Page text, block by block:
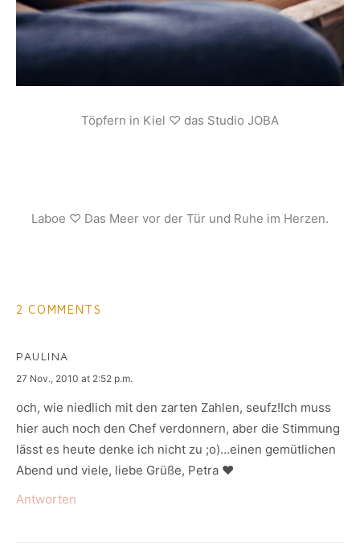
Töpfern in Kiel ♡ das Studio JOBA
Laboe ♡ Das Meer vor der Tür und Ruhe im Herzen.
2 COMMENTS
PAULINA
says:
27 Nov., 2010 at 2:52 p.m.
och, wie niedlich mit den zarten Zahlen, seufz!Ich muss
hier auch noch den Chef verdonnern, aber die Stimmung
lässt es heute denke ich nicht zu ;o)…einen gemütlichen
Abend und viele, liebe Grüße, Petra ♥
Antworten